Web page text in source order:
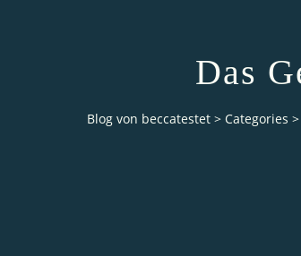
Das
Blog von beccatestet > Categories >